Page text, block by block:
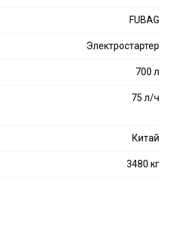
FUBAG
Электростартер
700 л
75 л/ч
Китай
3480 кг